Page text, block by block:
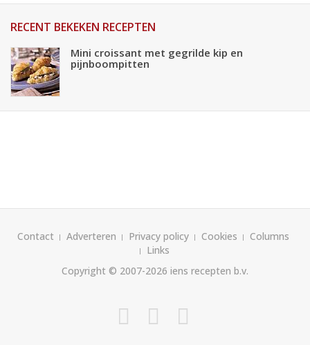
RECENT BEKEKEN RECEPTEN
Mini croissant met gegrilde kip en
pijnboompitten
Contact Adverteren Privacy policy Cookies
Columns
Links
Copyright © 2007-2026 iens recepten b.v.